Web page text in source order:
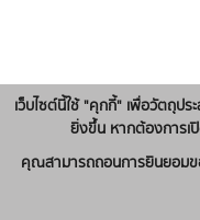
เว็บไซต์นี้ใช้ "คุกกี้" เพื่อวัตถุป
ยิ่งขึ้น หากต้องการเ
คุณสามารถถอนการยินยอม